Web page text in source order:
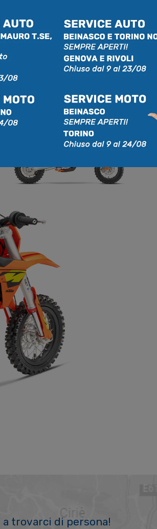
personalizzata, visita
l’intera gamma KTM,
scelta della moto più adatta alle
a trovarci di persona!